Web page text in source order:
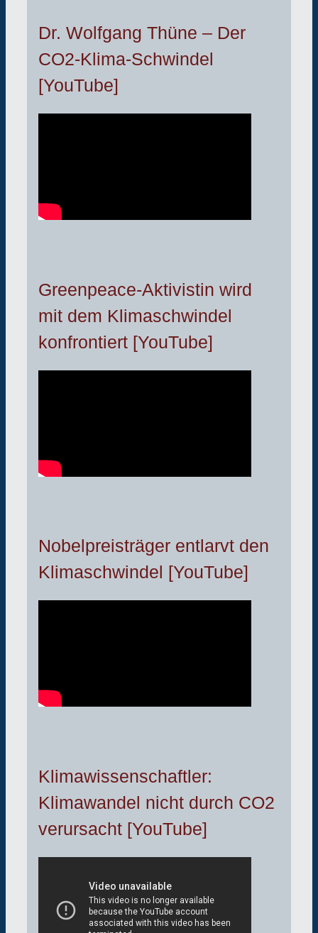
Dr. Wolfgang Thüne – Der
CO2-Klima-Schwindel
[YouTube]
Greenpeace-Aktivistin wird
mit dem Klimaschwindel
konfrontiert [YouTube]
Nobelpreisträger entlarvt den
Klimaschwindel [YouTube]
Klimawissenschaftler:
Klimawandel nicht durch CO2
verursacht [YouTube]